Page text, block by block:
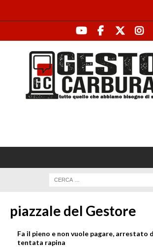
piazzale del Gestore
Fa il pieno e non vuole pagare, arrestato
tentata rapina